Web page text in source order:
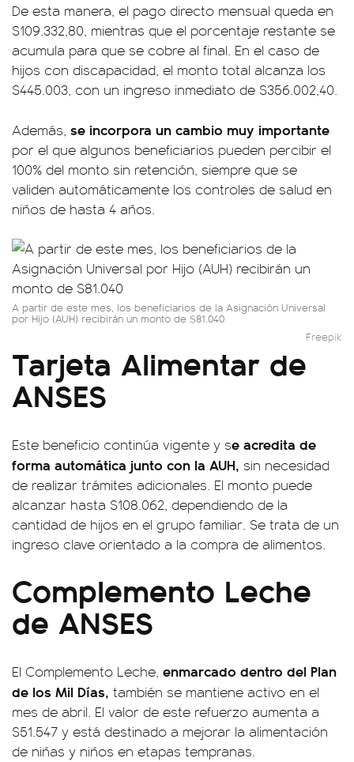
De esta manera, el pago directo mensual queda en
$109.332,80, mientras que el porcentaje restante se
acumula para que se cobre al final. En el caso de
hijos con discapacidad, el monto total alcanza los
$445.003, con un ingreso inmediato de $356.002,40.
Además, se incorpora un cambio muy importante
por el que algunos beneficiarios pueden percibir el
100% del monto sin retención, siempre que se
validen automáticamente los controles de salud en
niños de hasta 4 años.
A partir de este mes, los beneficiarios de la Asignación Universal
por Hijo (AUH) recibirán un monto de $81.040
Freepik
Tarjeta Alimentar de
ANSES
Este beneficio continúa vigente y se acredita de
forma automática junto con la AUH, sin necesidad
de realizar trámites adicionales. El monto puede
alcanzar hasta $108.062, dependiendo de la
cantidad de hijos en el grupo familiar. Se trata de un
ingreso clave orientado a la compra de alimentos.
Complemento Leche
de ANSES
El Complemento Leche, enmarcado dentro del Plan
de los Mil Días, también se mantiene activo en el
mes de abril. El valor de este refuerzo aumenta a
$51.547 y está destinado a mejorar la alimentación
de niñas y niños en etapas tempranas.